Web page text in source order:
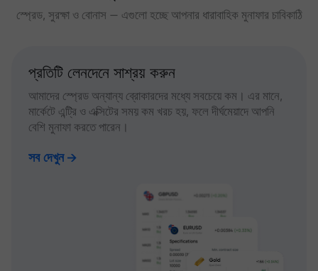
স্প্রেড, সুরক্ষা ও বোনাস — এগুলো হচ্ছে আপনার ধারাবাহিক মুনাফার চাবিকাঠি
প্রতিটি লেনদেনে সাশ্রয় করুন
আমাদের স্প্রেড অন্যান্য ব্রোকারদের মধ্যে সবচেয়ে কম। এর মানে,
মার্কেটে এন্ট্রি ও এক্সিটের সময় কম খরচ হয়, ফলে দীর্ঘমেয়াদে আপনি
বেশি মুনাফা করতে পারেন।
সব দেখুন